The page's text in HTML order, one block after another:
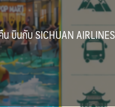
บินกับ SICHUAN